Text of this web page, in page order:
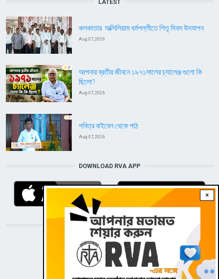
×
LATEST
কলকাতার অক্সিলিয়াম ধর্মপল্লীতে পিতৃ দিবস উদযাপন
Aug 07, 2026
আপনার ব্রতীয় জীবনে ১৯৭১সালের চ্যালেঞ্জ গুলো কি
ছিলো?
Aug 07, 2026
পবিত্র বাইবেল থেকে পাঠ
Aug 07, 2026
DOWNLOAD RVA APP
STAY CONNECTED WITH US!